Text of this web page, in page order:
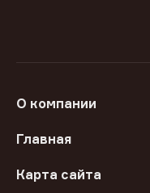
О компании
Главная
Карта сайта